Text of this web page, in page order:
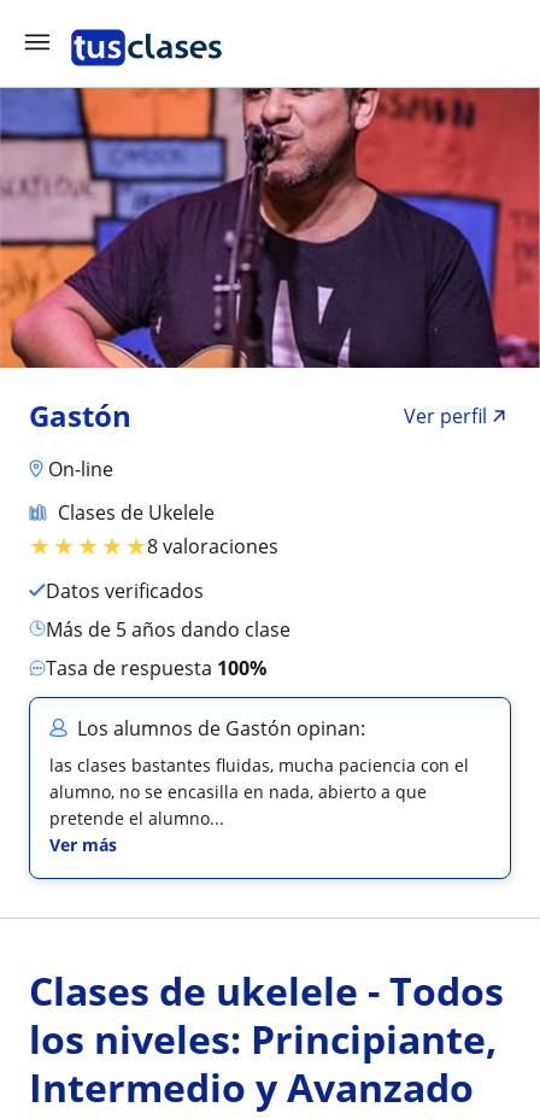
Gastón
Ver perfil
On-line
Clases de Ukelele
★★★★★8 valoraciones
Datos verificados
más de 5 años dando clase
Tasa de respuesta 100%
Los alumnos de Gastón opinan:
las clases bastantes fluidas, mucha paciencia con el
alumno, no se encasilla en nada, abierto a que
pretende el alumno...
Ver más
Clases de ukelele - Todos
los niveles: Principiante,
Intermedio y Avanzado